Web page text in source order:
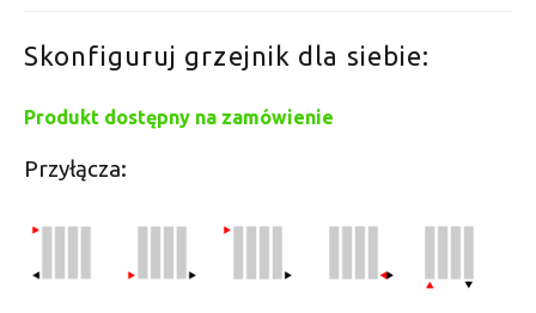
Skonfiguruj grzejnik dla siebie:
Produkt dostępny na zamówienie
Przyłącza: